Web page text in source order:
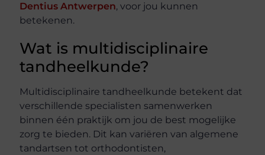
Dentius Antwerpen, voor jou kunnen
betekenen.
Wat is multidisciplinaire
tandheelkunde?
Multidisciplinaire tandheelkunde betekent dat
verschillende specialisten samenwerken
binnen één praktijk om jou de best mogelijke
zorg te bieden. Dit kan variëren van algemene
tandartsen tot orthodontisten,